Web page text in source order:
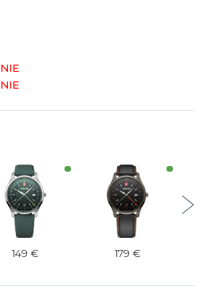
NIE
NIE
149 € 179 €